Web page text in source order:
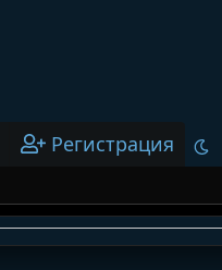
Регистрация